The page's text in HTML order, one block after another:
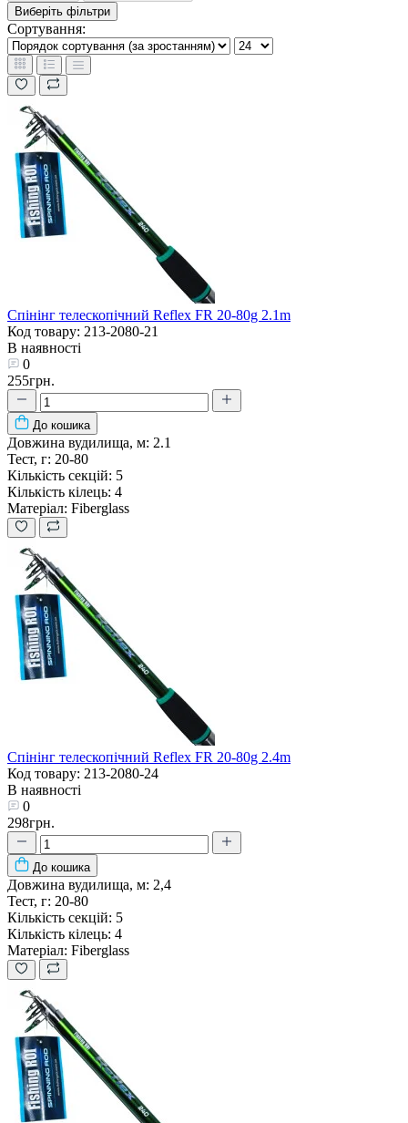
Виберіть фільтри
Сортування:
Спінінг телескопічний Reflex FR 20-80g 2.1m
Код товару: 213-2080-21
В наявності
0
255грн.
До кошика
Довжина вудилища, м: 2.1
Тест, г: 20-80
Кількість секцій: 5
Кількість кілець: 4
Матеріал: Fiberglass
Спінінг телескопічний Reflex FR 20-80g 2.4m
Код товару: 213-2080-24
В наявності
0
298грн.
До кошика
Довжина вудилища, м: 2,4
Тест, г: 20-80
Кількість секцій: 5
Кількість кілець: 4
Матеріал: Fiberglass